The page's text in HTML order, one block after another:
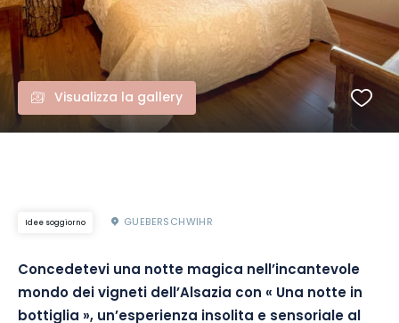
Visualizza la gallery
Idee soggiorno GUEBERSCHWIHR
Concedetevi una notte magica nell’incantevole
mondo dei vigneti dell’Alsazia con « Una notte in
bottiglia », un’esperienza insolita e sensoriale al